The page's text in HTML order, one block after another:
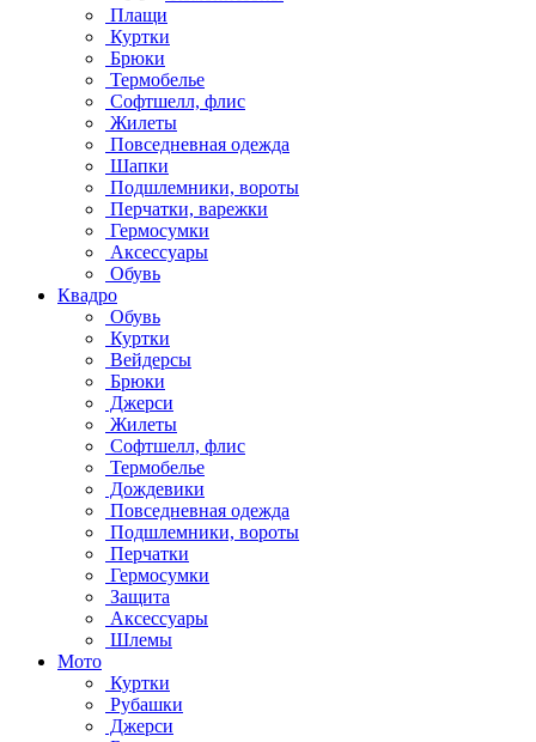
Плащи
Куртки
Брюки
Термобелье
Софтшелл, флис
Жилеты
Повседневная одежда
Шапки
Подшлемники, вороты
Перчатки, варежки
Гермосумки
Аксессуары
Обувь
Квадро
Обувь
Куртки
Вейдерсы
Брюки
Джерси
Жилеты
Софтшелл, флис
Термобелье
Дождевики
Повседневная одежда
Подшлемники, вороты
Перчатки
Гермосумки
Защита
Аксессуары
Шлемы
Мото
Куртки
Рубашки
Джерси